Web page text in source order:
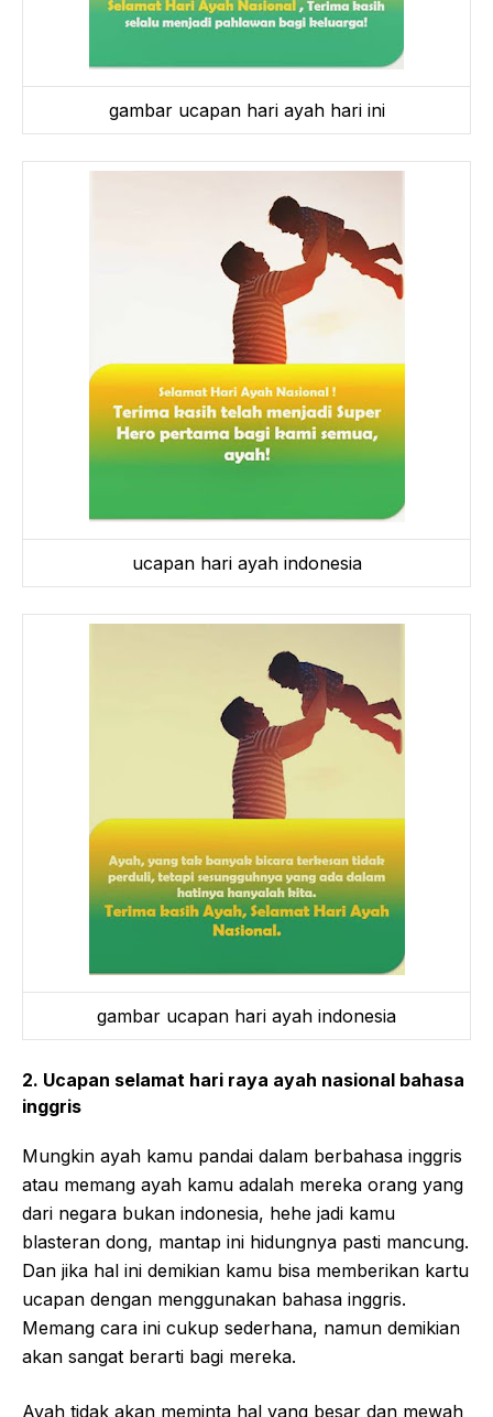
gambar ucapan hari ayah hari ini
ucapan hari ayah indonesia
gambar ucapan hari ayah indonesia
2. Ucapan selamat hari raya ayah nasional bahasa
inggris
Mungkin ayah kamu pandai dalam berbahasa inggris
atau memang ayah kamu adalah mereka orang yang
dari negara bukan indonesia, hehe jadi kamu
blasteran dong, mantap ini hidungnya pasti mancung.
Dan jika hal ini demikian kamu bisa memberikan kartu
ucapan dengan menggunakan bahasa inggris.
Memang cara ini cukup sederhana, namun demikian
akan sangat berarti bagi mereka.
Ayah tidak akan meminta hal yang besar dan mewah